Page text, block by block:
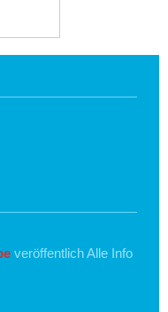
veröffentlich Alle Info